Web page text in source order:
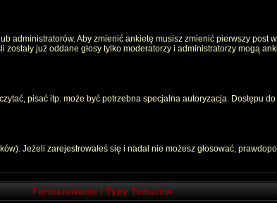
administratorów. Aby zmienić ankietę musisz zmienić pierwszy post
już oddane głosy tylko moderatorzy i administratorzy mogą
pisać itp. może być potrzebna specjalna autoryzacja. Dostępu
Jeżeli zarejestrowałeś się i nadal nie możesz głosować,
Formatowanie i Typy Tematów